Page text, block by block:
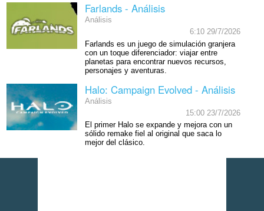
Farlands - Análisis
Análisis
6:10 29/7/2026
Farlands es un juego de simulación granjera
con un toque diferenciador: viajar entre
planetas para encontrar nuevos recursos,
personajes y aventuras.
Halo: Campaign Evolved - Análisis
Análisis
15:00 23/7/2026
El primer Halo se expande y mejora con un
sólido remake fiel al original que saca lo
mejor del clásico.